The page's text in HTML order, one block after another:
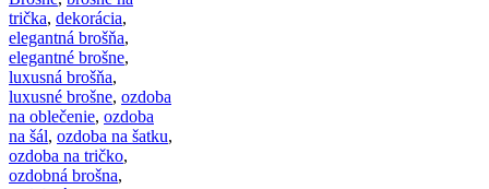
trička, dekorácia,
elegantná brošňa,
elegantné brošne,
luxusná brošňa,
luxusné brošne, ozdoba
na oblečenie, ozdoba
na šál, ozdoba na šatku,
ozdoba na tričko,
ozdobná brošna,